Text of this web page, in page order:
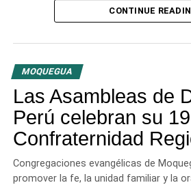
conjunto bajo la guía del Espíritu
las distintas congregaciones para
tres provincias del departamento.
CONTINUE
MOQUEGUA
Las Asambleas de
Perú celebran su
Confraternidad
Congregaciones evangélicas de
promover la fe, la unidad familiar y la